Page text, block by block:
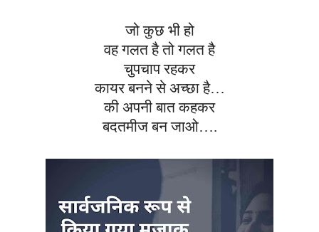
जो कुछ भी हो
वह गलत है तो गलत है
चुपचाप रहकर
कायर बनने से अच्छा है…
की अपनी बात कहकर
बदतमीजबन जाओ….